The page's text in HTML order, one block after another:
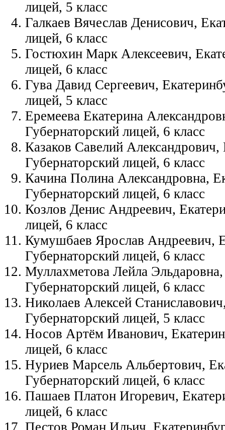
лицей, 5 класс
Галкаев Вячеслав Денисович,
лицей, 6 класс
Гостюхин Марк Алексеевич,
лицей, 6 класс
Гува Давид Сергеевич,
лицей, 5 класс
Еремеева Екатерина
Губернаторский лицей, 6 класс
Казаков Савелий Александрович,
Губернаторский лицей, 6 класс
Качина Полина Александровна,
Губернаторский лицей, 6 класс
Козлов Денис Андреевич,
лицей, 6 класс
Кумушбаев Ярослав Андреевич,
Губернаторский лицей, 6 класс
Муллахметова Лейла Эльдаровна,
Губернаторский лицей, 6 класс
Николаев Алексей
Губернаторский лицей, 5 класс
Носов Артём Иванович,
лицей, 6 класс
Нуриев Марсель Альбертович,
Губернаторский лицей, 6 класс
Пашаев Платон Игоревич,
лицей, 6 класс